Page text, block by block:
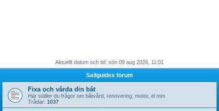
Aktuellt datum och tid: sön 09 aug 2026, 11:01
Sailguides forum
Fixa och vårda din båt
Här ställer du frågor om båtvård, renovering, motor, el mm
Trådar: 1037